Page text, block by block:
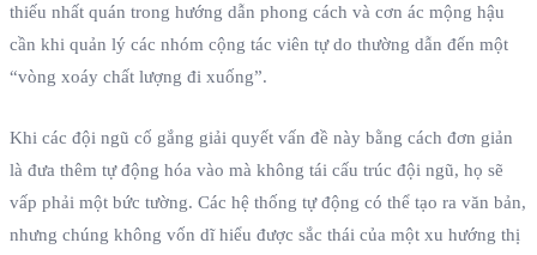
thiếu nhất quán trong hướng dẫn phong cách và cơn ác mộng hậu
cần khi quản lý các nhóm cộng tác viên tự do thường dẫn đến một
“vòng xoáy chất lượng đi xuống”.
Khi các đội ngũ cố gắng giải quyết vấn đề này bằng cách đơn giản
là đưa thêm tự động hóa vào mà không tái cấu trúc đội ngũ, họ sẽ
vấp phải một bức tường. Các hệ thống tự động có thể tạo ra văn bản,
nhưng chúng không vốn dĩ hiểu được sắc thái của một xu hướng thị